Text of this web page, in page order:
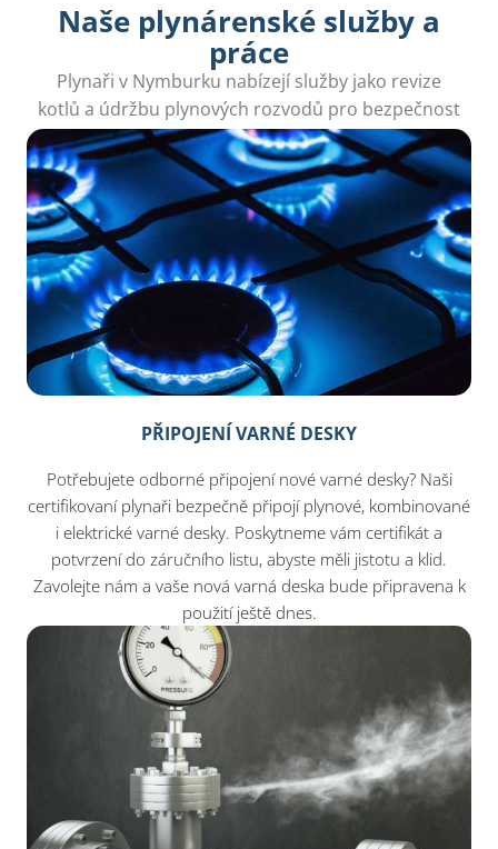
Naše plynárenské služby a
práce
Plynaři v Nymburku nabízejí služby jako revize
kotlů a údržbu plynových rozvodů pro bezpečnost
a pohodlí vašeho domova.
PŘIPOJENÍ VARNÉ DESKY
Potřebujete odborné připojení nové varné desky? Naši
certifikovaní plynaři bezpečně připojí plynové, kombinované
i elektrické varné desky. Poskytneme vám certifikát a
potvrzení do záručního listu, abyste měli jistotu a klid.
Zavolejte nám a vaše nová varná deska bude připravena k
použití ještě dnes.